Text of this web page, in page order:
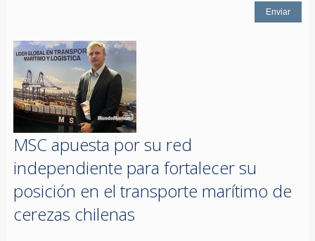
MSC apuesta por su red
independiente para fortalecer su
posición en el transporte marítimo de
cerezas chilenas